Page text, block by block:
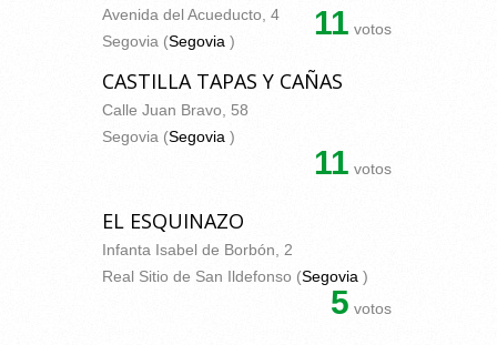
Avenida del Acueducto, 4
Segovia (Segovia ) 11 votos
CASTILLA TAPAS Y CAÑAS
Calle Juan Bravo, 58
Segovia (Segovia )
11 votos
EL ESQUINAZO
Infanta Isabel de Borbón, 2
Real Sitio de San Ildefonso (Segovia )
5 votos